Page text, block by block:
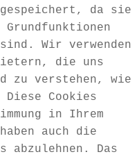
da sie
Wir verwenden
die uns
zu verstehen, wie
Cookies
in Ihrem
auch die
abzulehnen. Das